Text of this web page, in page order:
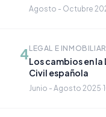
Agosto - Octubre
4LEGAL E
Los cambios en
Civil española
Junio - Agosto 2025·